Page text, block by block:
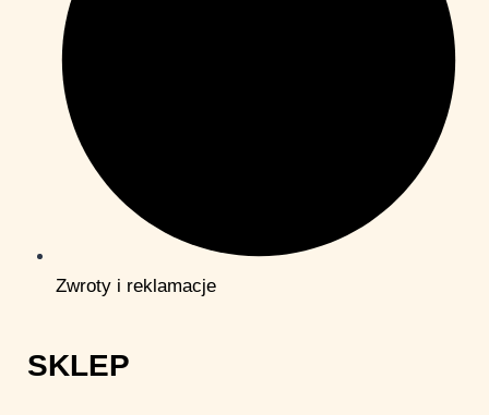
Zwroty i reklamacje
SKLEP